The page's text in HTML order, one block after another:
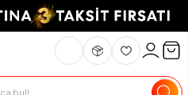
Teknik Özellikler Teslimat Ve İade